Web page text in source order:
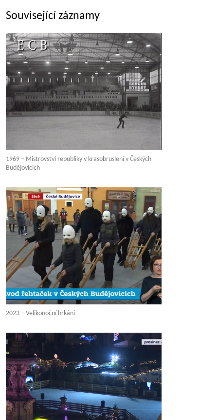
Související záznamy
1969 – Mistrovství republiky v krasobruslení v Českých
Budějovicích
2023 – Velikonoční hrkání